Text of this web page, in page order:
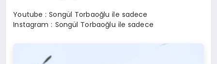
Youtube : Songül Torbaoğlu ile sadece
Instagram : Songül Torbaoğlu ile sadece